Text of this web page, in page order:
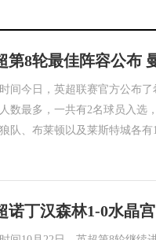
第8轮最佳阵容公布
间今日，英超联赛官方公布
数最多，一共有2名球员入选
队、布莱顿以及莱斯特城各有
诺丁汉森林1-0水晶